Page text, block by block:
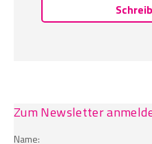
Zum Newsletter
Name: